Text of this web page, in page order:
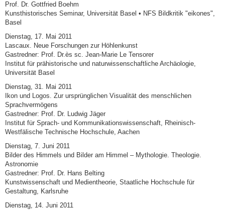
Prof. Dr. Gottfried Boehm
Kunsthistorisches Seminar, Universität Basel • NFS Bildkritik "eikones",
Basel
Dienstag, 17. Mai 2011
Lascaux. Neue Forschungen zur Höhlenkunst
Gastredner: Prof. Dr.ès sc. Jean-Marie Le Tensorer
Institut für prähistorische und naturwissenschaftliche Archäologie,
Universität Basel
Dienstag, 31. Mai 2011
Ikon und Logos. Zur ursprünglichen Visualität des menschlichen
Sprachvermögens
Gastredner: Prof. Dr. Ludwig Jäger
Institut für Sprach- und Kommunikationswissenschaft, Rheinisch-
Westfälische Technische Hochschule, Aachen
Dienstag, 7. Juni 2011
Bilder des Himmels und Bilder am Himmel – Mythologie. Theologie.
Astronomie
Gastredner: Prof. Dr. Hans Belting
Kunstwissenschaft und Medientheorie, Staatliche Hochschule für
Gestaltung, Karlsruhe
Dienstag, 14. Juni 2011